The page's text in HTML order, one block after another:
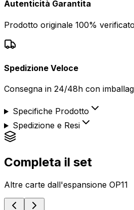
Autenticità Garantita
Prodotto originale 100%
Spedizione Veloce
Consegna in 24/48h con
Specifiche Prodotto
Spedizione e Resi
Completa il set
Altre carte dall'espansione OP11